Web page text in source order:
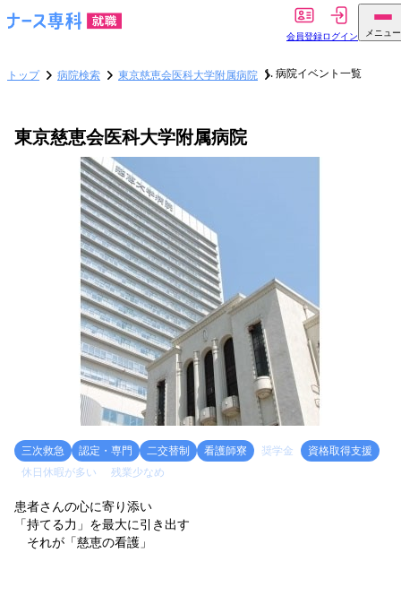
会員登録ログイン メニュー
トップ 病院検索 東京慈恵会医科大学附属病院 病院イベント一覧
東京慈恵会医科大学附属病院
三次救急 認定・専門 二交替制 看護師寮 奨学金
資格取得支援
休日休暇が多い
残業少なめ
患者さんの心に寄り添い
「持てる力」を最大に引き出す
それが「慈恵の看護」